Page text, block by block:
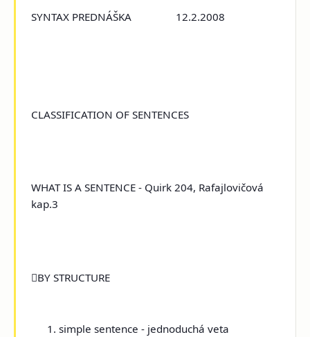
SYNTAX PREDNÁŠKA 12.2.2008
CLASSIFICATION OF SENTENCES
WHAT IS A SENTENCE - Quirk 204, Rafajlovičová
kap.3
BY STRUCTURE
simple sentence - jednoduchá veta